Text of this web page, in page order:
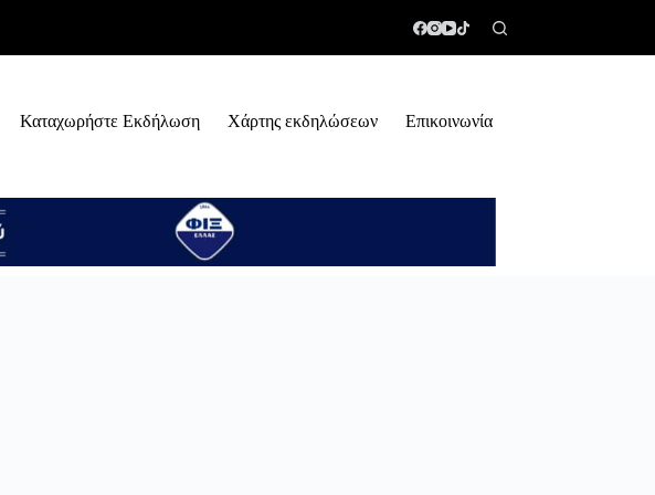
Καταχωρήστε Εκδήλωση Χάρτης εκδηλώσεων Επικοινωνία